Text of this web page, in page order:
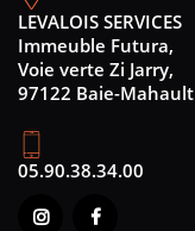
LEVALOIS SERVICES
Immeuble Futura,
Voie verte Zi Jarry,
97122 Baie-Mahault
05.90.38.34.00